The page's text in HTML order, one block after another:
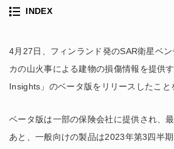
4月27日、フィンランド発のSAR衛星ベン
カの山火事による建物の損傷情報を提供
Insights」のベータ版をリリースしたこと
ベータ版は一部の保険会社に提供され、
あと、一般向けの製品は2023年第3四半
INDEX